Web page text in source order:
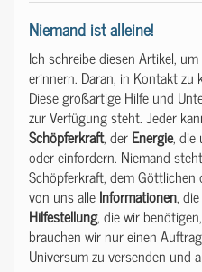
Niemand ist alleine!
Ich schreibe diesen Artikel,
erinnern. Daran, in Kontakt zu
Diese großartige Hilfe und
zur Verfügung steht. Jeder
Schöpferkraft, derEnergie, die
oder einfordern. Niemand
Schöpferkraft, dem Göttlichen
von uns alleInformationen,
Hilfestellung, die wir
brauchen wir nur einen
Universum zu versenden und